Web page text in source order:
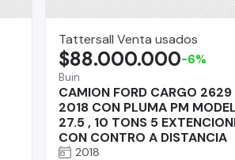
Tattersall Venta usados
Buin
CAMION FORD CARGO 2629
2018 CON PLUMA PM
27.5 , 10 TONS 5
CON CONTRO A DISTANCIA
$88.000.000-6%
2018